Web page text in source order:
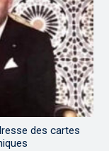
des cartes